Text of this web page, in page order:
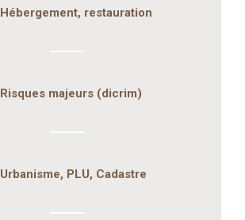
Hébergement, restauration
Risques majeurs (dicrim)
Urbanisme, PLU, Cadastre